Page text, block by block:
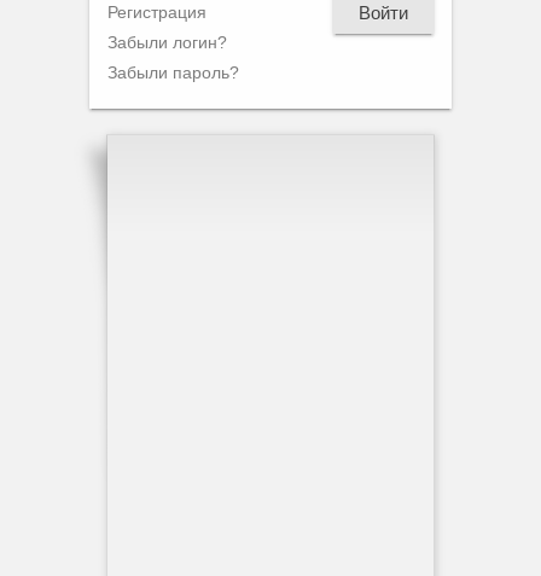
Войти
Регистрация
Забыли логин?
Забыли пароль?